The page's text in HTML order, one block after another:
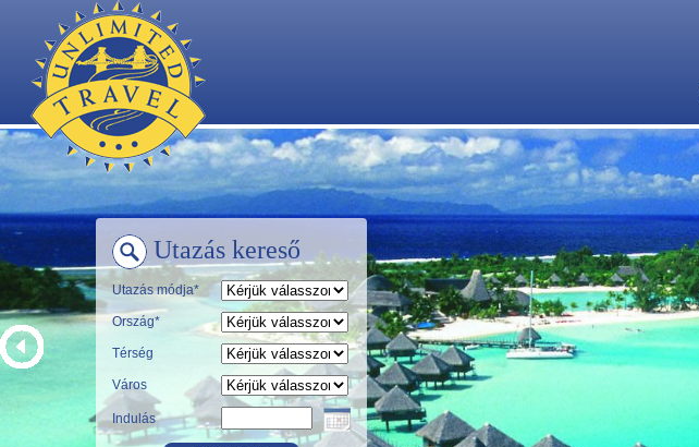
Utazás kereső
Utazás módja*
Ország*
Térség
Város
Indulás